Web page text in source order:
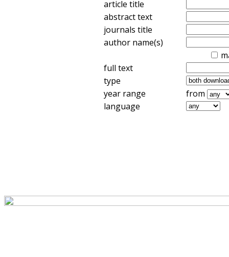
article title
abstract text
journals title
author name(s)
full text
type
year range
from
language